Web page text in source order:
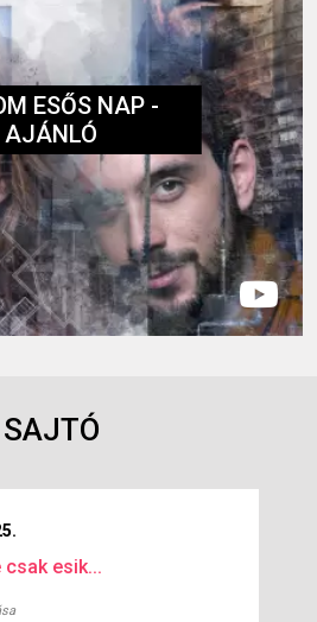
ESŐS NAP -
AJÁNLÓ
SAJTÓ
csak esik...